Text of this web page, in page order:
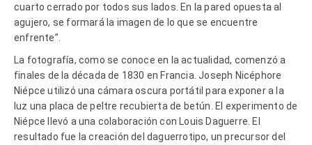
cuarto cerrado por todos sus lados. En la pared opuesta al
agujero, se formará la imagen de lo que se encuentre
enfrente”.
La fotografía, como se conoce en la actualidad, comenzó a
finales de la década de 1830 en Francia. Joseph Nicéphore
Niépce utilizó una cámara oscura portátil para exponer a la
luz una placa de peltre recubierta de betún. El experimento de
Niépce llevó a una colaboración con Louis Daguerre. El
resultado fue la creación del daguerrotipo, un precursor del